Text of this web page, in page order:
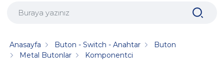
Anasayfa Buton - Switch - Anahtar
Buton
Metal Butonlar
Komponentci